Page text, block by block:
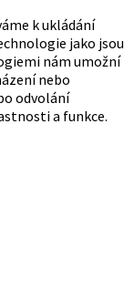
k ukládání
jako jsou
nám umožní
nebo
odvolání
a funkce.